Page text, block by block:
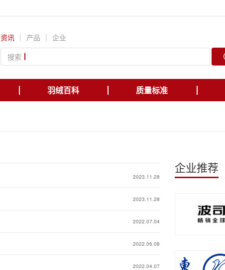
资讯 ｜ 产品 ｜ 企业
搜索
羽绒百科 质量标准
2023.11.28
2023.11.28
2022.07.04
2022.06.08
2022.04.07
企业推荐